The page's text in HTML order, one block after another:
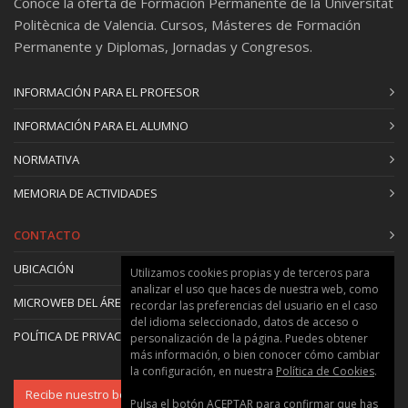
Politècnica de Valencia. Cursos, Másteres de Formación
Permanente y Diplomas, Jornadas y Congresos.
INFORMACIÓN PARA EL PROFESOR
INFORMACIÓN PARA EL ALUMNO
NORMATIVA
MEMORIA DE ACTIVIDADES
CONTACTO
UBICACIÓN
MICROWEB DEL ÁREA
POLÍTICA DE PRIVACIDAD Y COOKIES
Recibe nuestro boletín
Utilizamos cookies propias y de terceros para
analizar el uso que haces de nuestra web, como
recordar las preferencias del usuario en el caso
del idioma seleccionado, datos de acceso o
personalización de la página. Puedes obtener
más información, o bien conocer cómo cambiar
la configuración, en nuestra Política de Cookies.
Pulsa el botón ACEPTAR para confirmar que has